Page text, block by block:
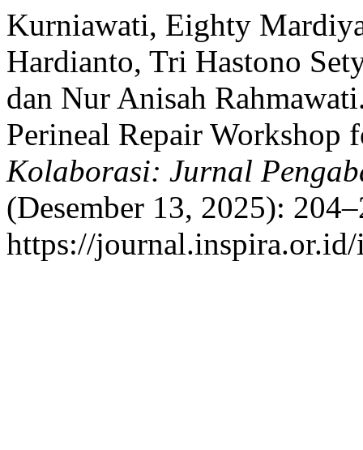
Kurniawati, Eighty
Hardianto, Tri Hastono
dan Nur Anisah
Perineal Repair Workshop
Kolaborasi: Jurnal
(Desember 13, 2025):
https://